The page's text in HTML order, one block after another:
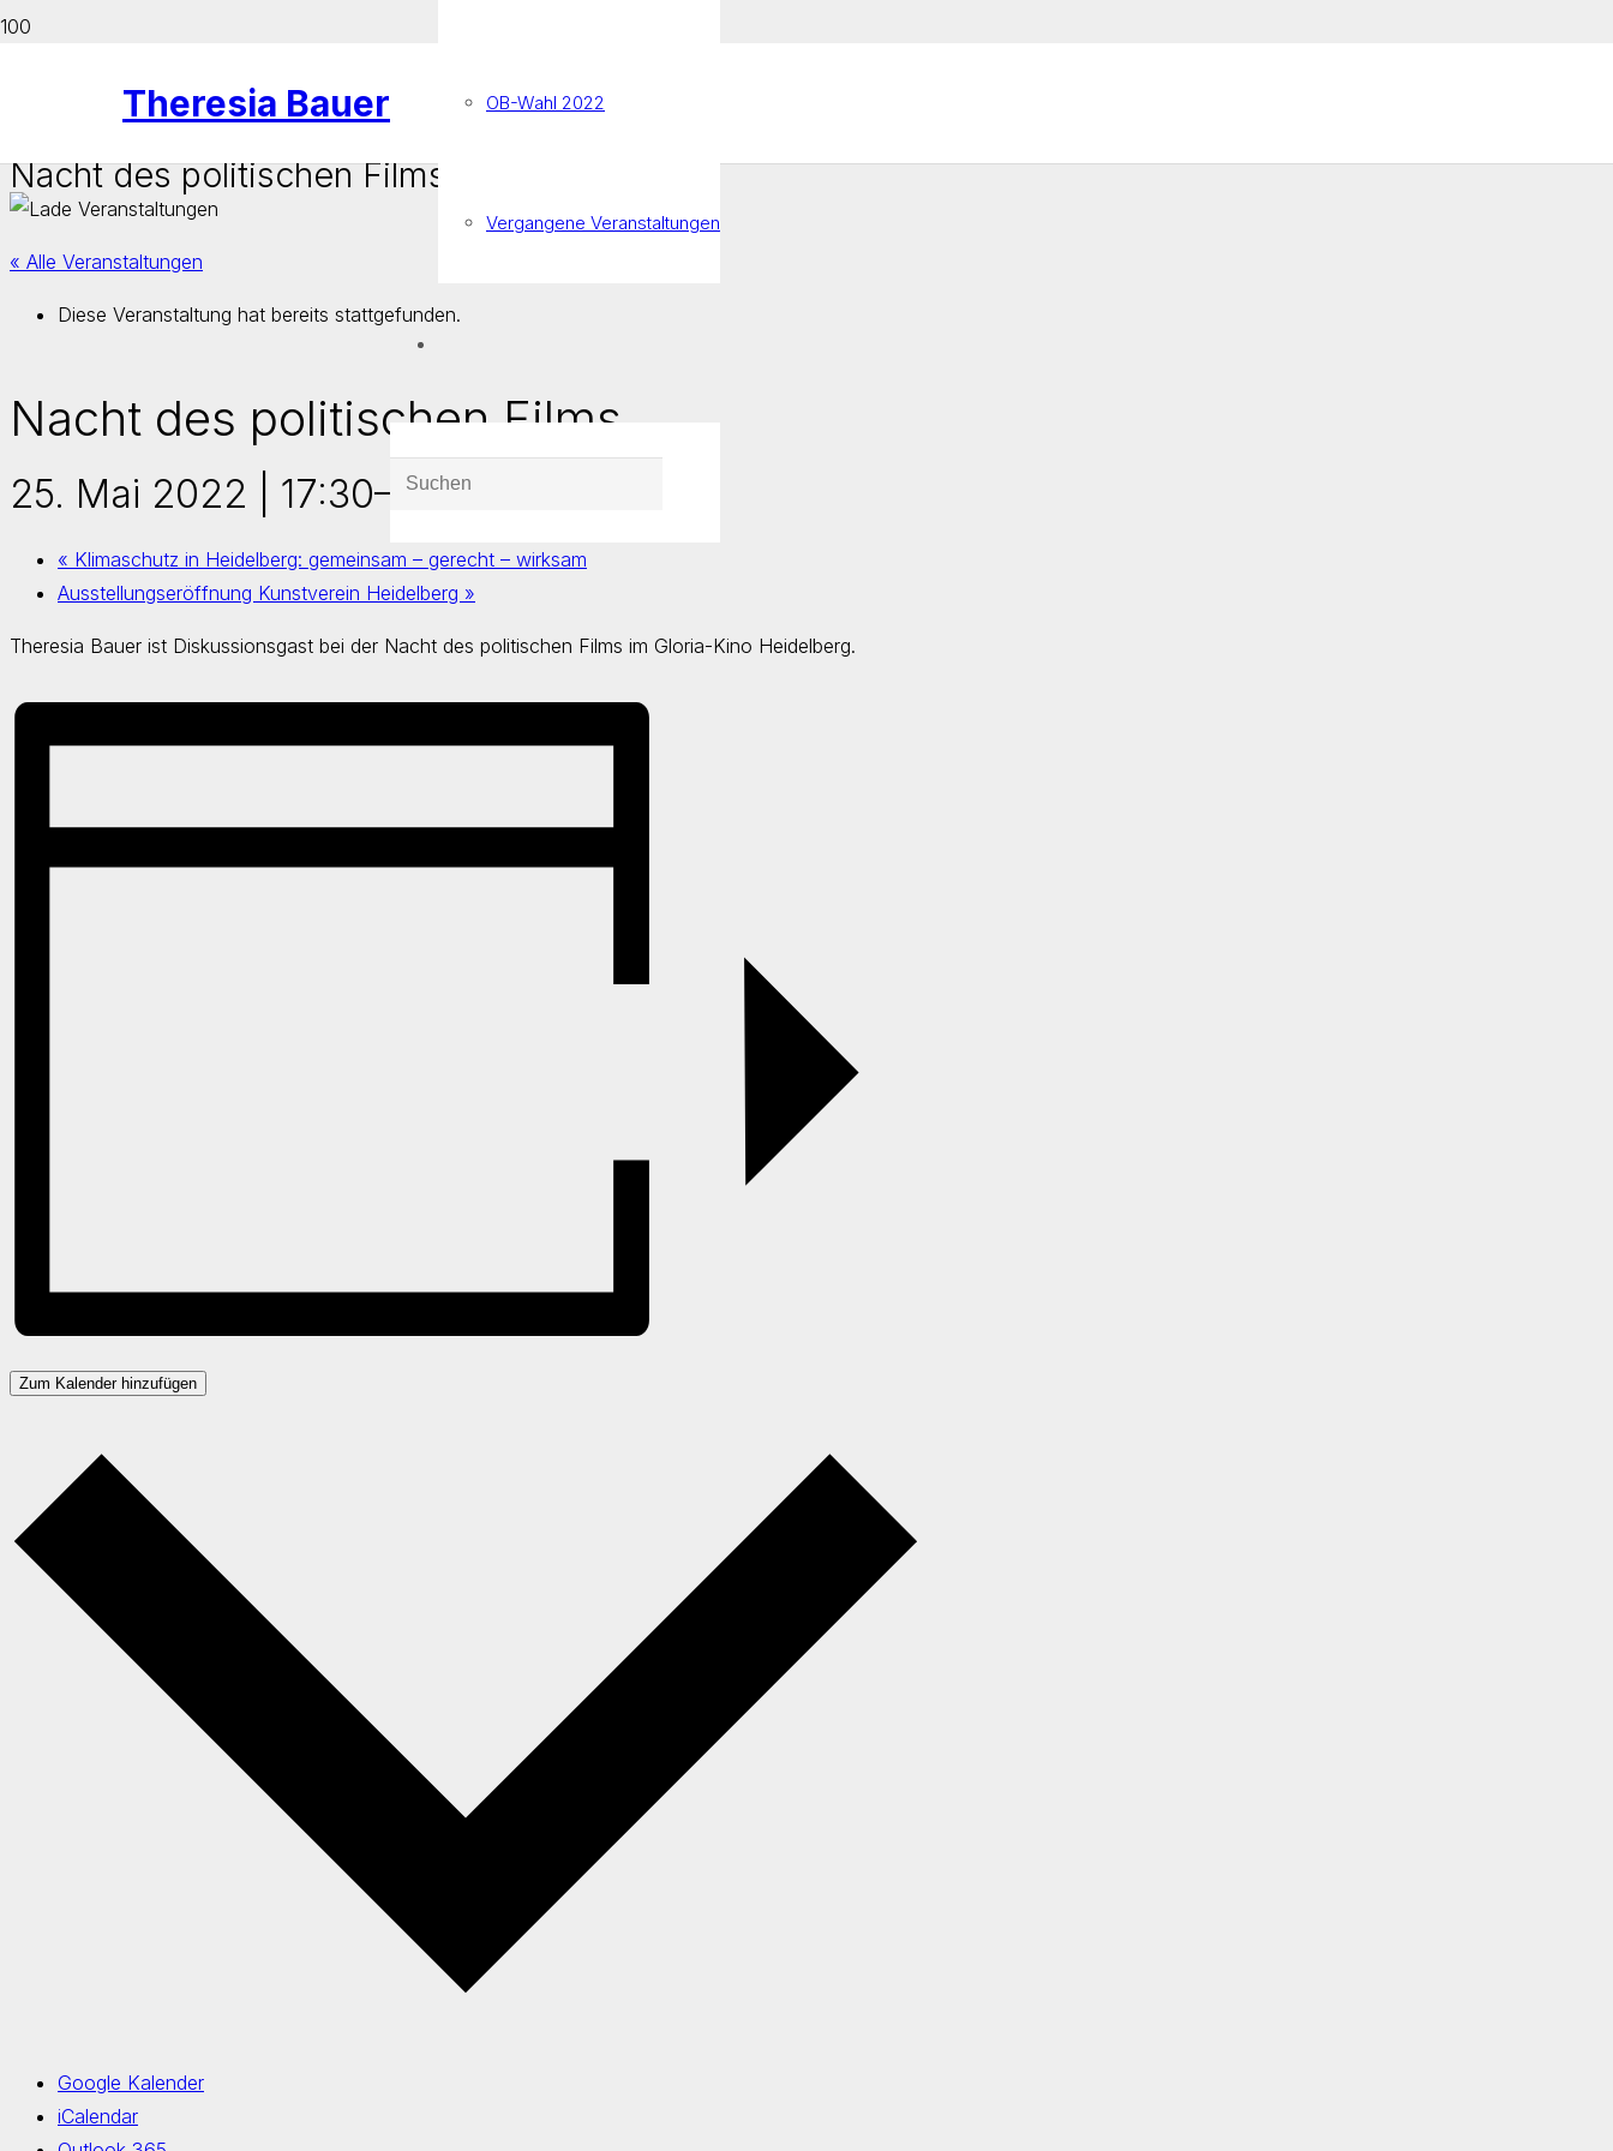
Theresia Bauer OB-Wahl 2022
Vergangene Veranstaltungen
Nacht des politischen Films
« Alle Veranstaltungen
Diese Veranstaltung hat bereits stattgefunden.
Nacht des politischen Films
25. Mai 2022 | 17:30– 20:30
« Klimaschutz in Heidelberg: gemeinsam – gerecht – wirksam
Ausstellungseröffnung Kunstverein Heidelberg »
Theresia Bauer ist Diskussionsgast bei der Nacht des politischen Films im Gloria-Kino Heidelberg.
Zum Kalender hinzufügen
Google Kalender
iCalendar